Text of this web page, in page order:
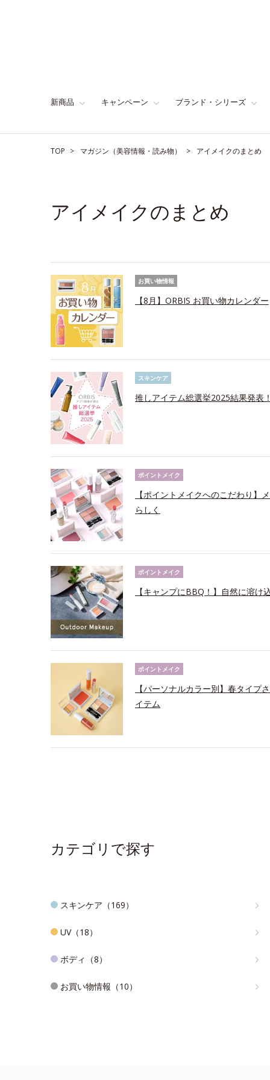
新商品 キャンペーン ブランド・シリーズ
TOP マガジン（美容情報・読み物） アイメイクのまとめ
アイメイクのまとめ
お買い物情報
【8月】ORBIS お買い物カレンダー
スキンケア
推しアイテム総選挙2025結果発表
ポイントメイク
【ポイントメイクへのこだわり】
らしく
ポイントメイク
【キャンプにBBQ！】自然に溶け
ポイントメイク
【パーソナルカラー別】春タイプ
イテム
カテゴリで探す
スキンケア（169）
UV（18）
ボディ（8）
お買い物情報（10）